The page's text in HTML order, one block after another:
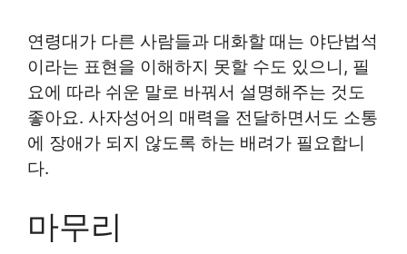
연령대가 다른 사람들과 대화할 때는 야단법석
이라는 표현을 이해하지 못할 수도 있으니, 필
요에 따라 쉬운 말로 바꿔서 설명해주는 것도
좋아요. 사자성어의 매력을 전달하면서도 소통
에 장애가 되지 않도록 하는 배려가 필요합니
다.
마무리